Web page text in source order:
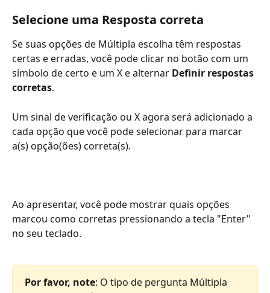
Selecione uma Resposta correta
Se suas opções de Múltipla escolha têm respostas
certas e erradas, você pode clicar no botão com um
símbolo de certo e um X e alternar Definir respostas
corretas.
Um sinal de verificação ou X agora será adicionado a
cada opção que você pode selecionar para marcar
a(s) opção(ões) correta(s).
Ao apresentar, você pode mostrar quais opções
marcou como corretas pressionando a tecla "Enter"
no seu teclado.
Por favor, note: O tipo de pergunta Múltipla